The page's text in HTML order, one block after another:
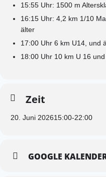
15:55 Uhr: 1500 m
16:15 Uhr: 4,2 km 1/10
älter
17:00 Uhr 6 km U14, und
18:00 Uhr 10 km U 16
Zeit
20. Juni 202615:00-22:00
GOOGLE